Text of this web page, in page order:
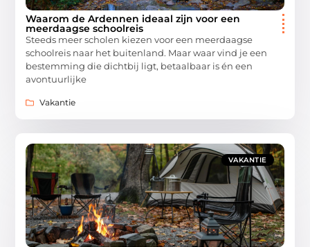
Waarom de Ardennen ideaal zijn voor een
meerdaagse schoolreis
Steeds meer scholen kiezen voor een meerdaagse
schoolreis naar het buitenland. Maar waar vind je een
bestemming die dichtbij ligt, betaalbaar is én een
avontuurlijke
Vakantie
VAKANTIE